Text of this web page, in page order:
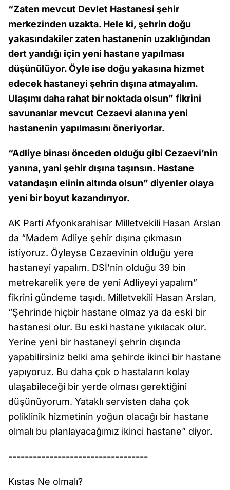
“Zaten mevcut Devlet Hastanesi şehir
merkezinden uzakta. Hele ki, şehrin doğu
yakasındakiler zaten hastanenin uzaklığından
dert yandığı için yeni hastane yapılması
düşünülüyor. Öyle ise doğu yakasına hizmet
edecek hastaneyi şehrin dışına atmayalım.
Ulaşımı daha rahat bir noktada olsun” fikrini
savunanlar mevcut Cezaevi alanına yeni
hastanenin yapılmasını öneriyorlar.
“Adliye binası önceden olduğu gibi Cezaevi’nin
yanına, yani şehir dışına taşınsın. Hastane
vatandaşın elinin altında olsun” diyenler olaya
yeni bir boyut kazandırıyor.
AK Parti Afyonkarahisar Milletvekili Hasan Arslan
da “Madem Adliye şehir dışına çıkmasın
istiyoruz. Öyleyse Cezaevinin olduğu yere
hastaneyi yapalım. DSİ’nin olduğu 39 bin
metrekarelik yere de yeni Adliyeyi yapalım”
fikrini gündeme taşıdı. Milletvekili Hasan Arslan,
“Şehrinde hiçbir hastane olmaz ya da eski bir
hastanesi olur. Bu eski hastane yıkılacak olur.
Yerine yeni bir hastaneyi şehrin dışında
yapabilirsiniz belki ama şehirde ikinci bir hastane
yapıyoruz. Bu daha çok o hastaların kolay
ulaşabileceği bir yerde olması gerektiğini
düşünüyorum. Yataklı servisten daha çok
poliklinik hizmetinin yoğun olacağı bir hastane
olmalı bu planlayacağımız ikinci hastane” diyor.
----------------------------------
Kıstas Ne olmalı?